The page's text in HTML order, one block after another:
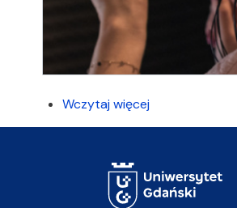
Wczytaj więcej